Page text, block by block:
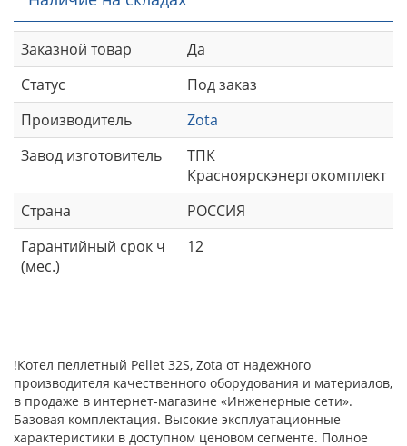
Заказной товар
Да
Статус
Под заказ
Производитель
Zota
Завод изготовитель
ТПК
Красноярскэнергокомплект
Страна
РОССИЯ
Гарантийный срок ч
(мес.)
12
!Котел пеллетный Pellet 32S, Zota от надежного
производителя качественного оборудования и материалов,
в продаже в интернет-магазине «Инженерные сети».
Базовая комплектация. Высокие эксплуатационные
характеристики в доступном ценовом сегменте. Полное